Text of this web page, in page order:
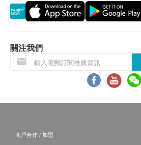
成份
退換條款：
有損毀情況，一經確認簽收，
退換產品必須包裝完整，如退
或過期退回，供應商有權不受
如有其他損壞或遺漏查詢，顧
關注我們
商戶合作 / 加盟